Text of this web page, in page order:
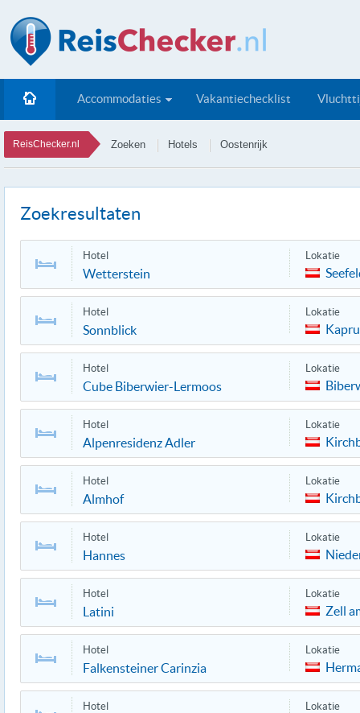
Accommodaties Vakantiechecklist
ReisChecker.nl Zoeken Hotels Oostenrijk
Zoekresultaten
Hotel
Wetterstein
Lokatie
Hotel
Sonnblick
Lokatie
Hotel
Cube Biberwier-Lermoos
Lokatie
Hotel
Alpenresidenz Adler
Lokatie
Hotel
Almhof
Lokatie
Hotel
Hannes
Lokatie
Hotel
Latini
Lokatie
Zell
Hotel
Falkensteiner Carinzia
Lokatie
Hotel Lokatie